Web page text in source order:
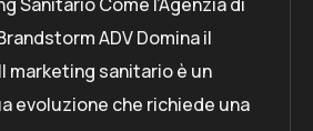
ADV Domina il
marketing sanitario è un
evoluzione che richiede una